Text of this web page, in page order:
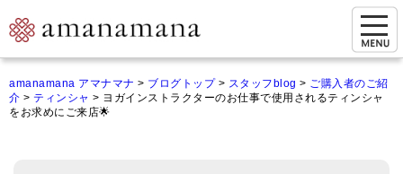
マイページ
amanamana アマナマナ > ブログトップ> スタッフblog > ご購入者のご紹
介 > ティンシャ > ヨガインストラクターのお仕事で使用されるティンシャ
をお求めにご来店🌟